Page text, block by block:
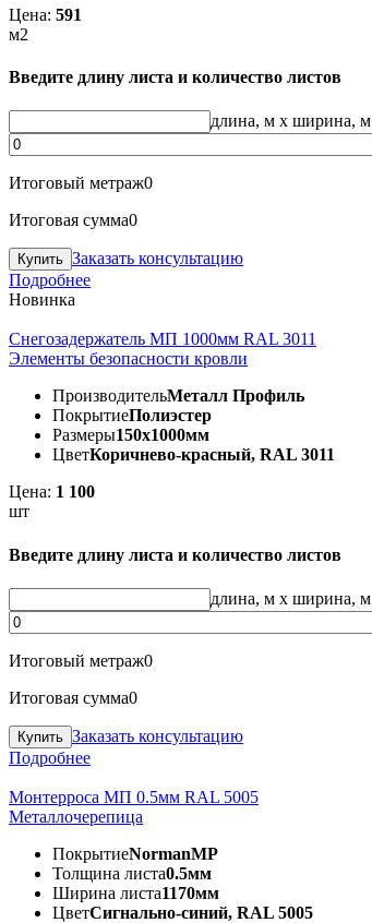
Цена: 591
м2
Введите длину листа и количество листов
длина, м x ширина, м
Итоговый метраж0
Итоговая сумма0
Заказать консультацию
Подробнее
Новинка
Снегозадержатель МП 1000мм RAL 3011
Элементы безопасности кровли
ПроизводительМеталл Профиль
ПокрытиеПолиэстер
Размеры150х1000мм
ЦветКоричнево-красный, RAL 3011
Цена: 1 100
шт
Введите длину листа и количество листов
длина, м x ширина, м
Итоговый метраж0
Итоговая сумма0
Заказать консультацию
Подробнее
Монтерроса МП 0.5мм RAL 5005
Металлочерепица
ПокрытиеNormanMP
Толщина листа0.5мм
Ширина листа1170мм
ЦветСигнально-синий, RAL 5005